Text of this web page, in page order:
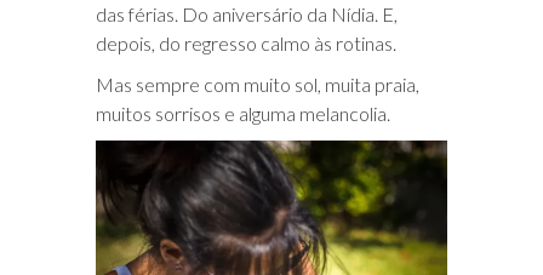
das férias. Do aniversário da Nídia. E,
depois, do regresso calmo às rotinas.
Mas sempre com muito sol, muita praia,
muitos sorrisos e alguma melancolia.